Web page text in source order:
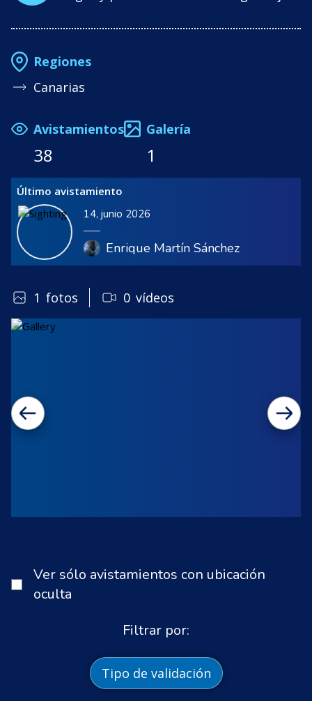
Regiones
Canarias
Avistamientos
38
Galería
1
Último avistamiento
14, junio 2026
Enrique Martín Sánchez
1 fotos 0 vídeos
Ver sólo avistamientos con ubicación
oculta
Filtrar por:
Tipo de validación